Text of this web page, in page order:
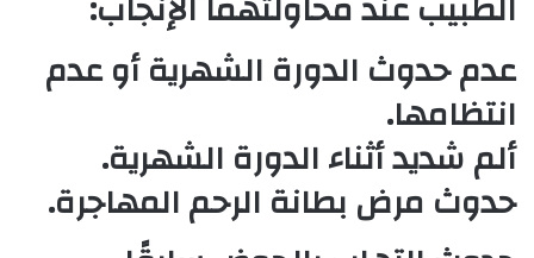
عدم حدوث الدورة الشهرية أو عدم
انتظامها.
ألم شديد أثناء الدورة الشهرية.
حدوث مرض بطانة الرحم المهاجرة.